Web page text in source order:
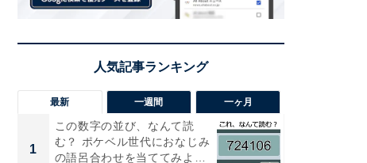
最新 一週間 一ヶ月
1
この数字の並び、なんて読
む？ ポケベル世代におなじみ
の語呂合わせを当ててみよう